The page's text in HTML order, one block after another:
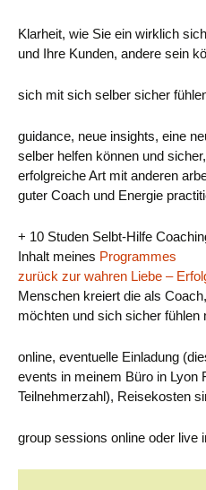
Klarheit, wie Sie ein wirklich
und Ihre Kunden, andere sein
sich mit sich selber sicher
guidance, neue insights, eine
selber helfen können und
erfolgreiche Art mit anderen
guter Coach und Energie
+ 10 Studen Selbt-Hilfe
Inhalt meines Programmes
zurück zur wahren Liebe –
Menschen kreiert die als
möchten und sich sicher fühlen
online, eventuelle Einladung
events in meinem Büro in Lyon
Teilnehmerzahl), Reisekosten
group sessions online oder live